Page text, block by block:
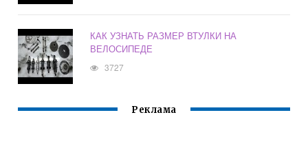
КАК УЗНАТЬ РАЗМЕР ВТУЛКИ НА
ВЕЛОСИПЕДЕ
3727
Реклама